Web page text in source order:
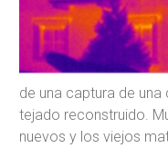
de una captura de
tejado reconstruido.
nuevos y los viejos